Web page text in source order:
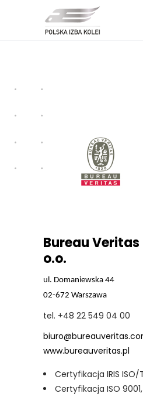
Bureau Veritas
o.o.
ul. Domaniewska 44
02-672 Warszawa
tel. +48 22 549 04 00
www.bureauveritas.pl
Certyfikacja IRIS ISO/
Certyfikacja ISO 9001,